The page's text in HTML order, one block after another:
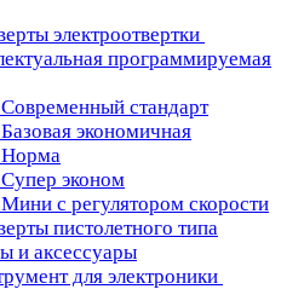
электроотвертки
программируемая
стандарт
экономичная
эконом
с регулятором скорости
пистолетного типа
и аксессуары
для электроники